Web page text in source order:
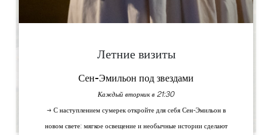
Летние визиты
Сен-Эмильон под звездами
Каждый вторник в 21:30
→ С наступлением сумерек откройте для себя Сен-Эмильон в
новом свете: мягкое освещение и необычные истории сделают